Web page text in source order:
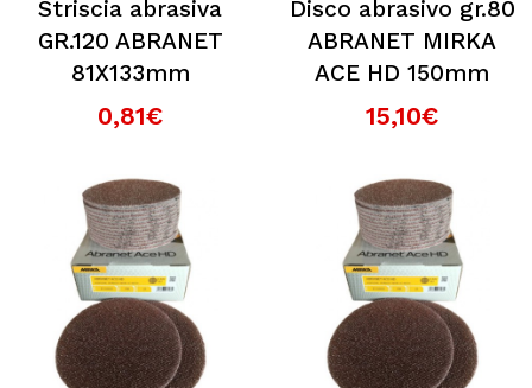
Striscia abrasiva
GR.120 ABRANET
81X133mm
0,81€
Disco abrasivo gr.80
ABRANET MIRKA
ACE HD 150mm
15,10€